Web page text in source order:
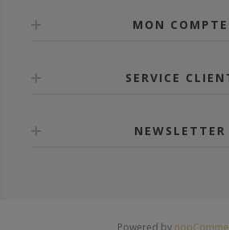
MON COMPTE
SERVICE
NEWSLETTER
Powered by